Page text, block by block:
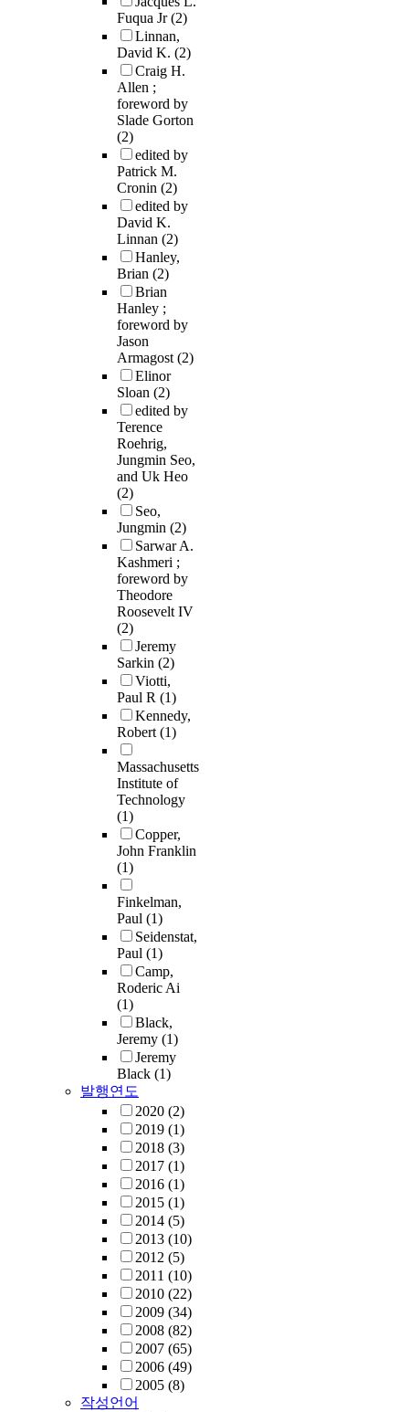
Fuqua Jr(2)
Linnan,
David K. (2)
Craig H.
Allen ;
foreword by
Slade Gorton
(2)
edited by
Patrick M.
Cronin (2)
edited by
David K.
Linnan (2)
Hanley,
Brian (2)
Brian
Hanley ;
foreword by
Jason
Armagost(2)
Elinor
Sloan (2)
edited by
Terence
Roehrig,
Jungmin Seo,
and Uk Heo
(2)
Seo,
Jungmin (2)
Sarwar A.
Kashmeri ;
foreword by
Theodore
Roosevelt IV
(2)
Jeremy
Sarkin (2)
Viotti,
Paul R (1)
Kennedy,
Robert(1)
Massachusetts
Institute of
Technology
(1)
Copper,
John Franklin
(1)
Finkelman,
Paul (1)
Seidenstat,
Paul (1)
Camp,
Roderic Ai
(1)
Black,
Jeremy (1)
Jeremy
Black (1)
발행연도
2020 (2)
2019 (1)
2018 (3)
2017 (1)
2016 (1)
2015 (1)
2014 (5)
2013 (10)
2012 (5)
2011 (10)
2010 (22)
2009 (34)
2008 (82)
2007 (65)
2006 (49)
2005 (8)
작성언어